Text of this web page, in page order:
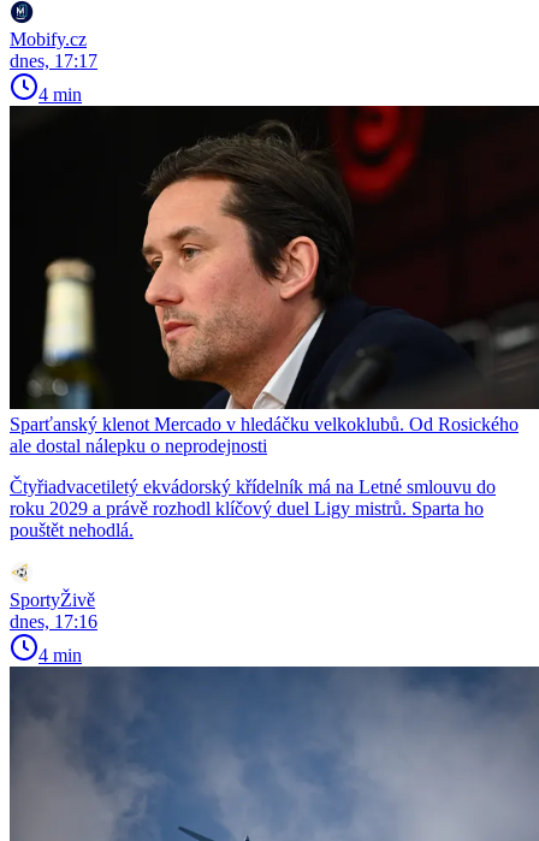
Mobify.cz
dnes, 17:17
4 min
Sparťanský klenot Mercado v hledáčku velkoklubů. Od Rosického
ale dostal nálepku o neprodejnosti
Čtyřiadvacetiletý ekvádorský křídelník má na Letné smlouvu do
roku 2029 a právě rozhodl klíčový duel Ligy mistrů. Sparta ho
pouštět nehodlá.
SportyŽivě
dnes, 17:16
4 min